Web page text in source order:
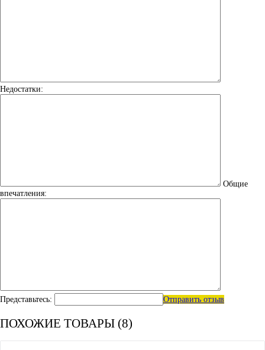
Недостатки:
Общие
впечатления:
Представьтесь: Отправить отзыв
ПОХОЖИЕ ТОВАРЫ (8)